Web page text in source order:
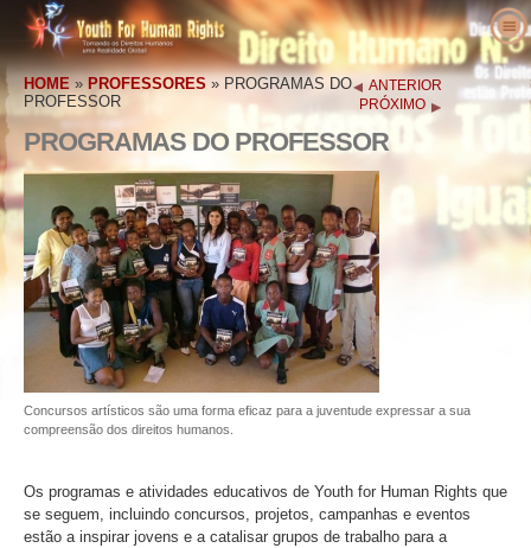
Sobre Nós
O que é a Youth for Human Rights?
O Nosso Propósito
História da Youth for Human Rights
Staff Executivo
Conselho Consultivo
Colaboradores da YHRI
Proclamações e Reconhecimentos
Comendações
O que são os Direitos Humanos
Direitos Humanos Definidos
Os Antecedentes dos Direitos Humanos
A Declaração Universal dos Direitos do
Homem
Professores
Bem–vindo
Detalhes do Pacote Educativo
Resultados de Professores
Currículo dos Direitos Humanos
Programas do Professor
Implementação do Programa
Entre em Ação
Envolva–se
Petição
Filiações e Donativos
Grupos
Competições
Vozes pelos Direitos Humanos
Defensores dos Direitos Humanos
Organizações de Direitos Humanos
Violações dos Direitos Humanos
Notícias
Encomenda
Contacto
HOME» PROFESSORES » PROGRAMAS DO
PROFESSOR
ANTERIOR
PRÓXIMO
PROGRAMAS DO PROFESSOR
Concursos artísticos são uma forma eficaz para a juventude expressar a sua
compreensão dos direitos humanos.
Os programas e atividades educativos de Youth for Human Rights que
se seguem, incluindo concursos, projetos, campanhas e eventos
estão a inspirar jovens e a catalisar grupos de trabalho para a